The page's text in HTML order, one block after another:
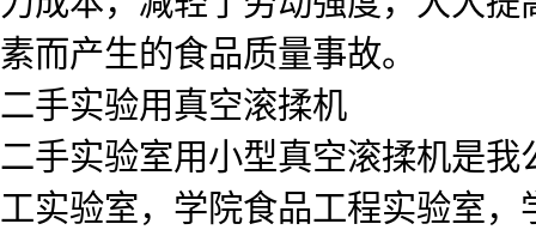
素而产生的食品质量事故。
二手实验用真空滚揉机
二手实验室用小型真空滚揉机是
工实验室，学院食品工程实验室